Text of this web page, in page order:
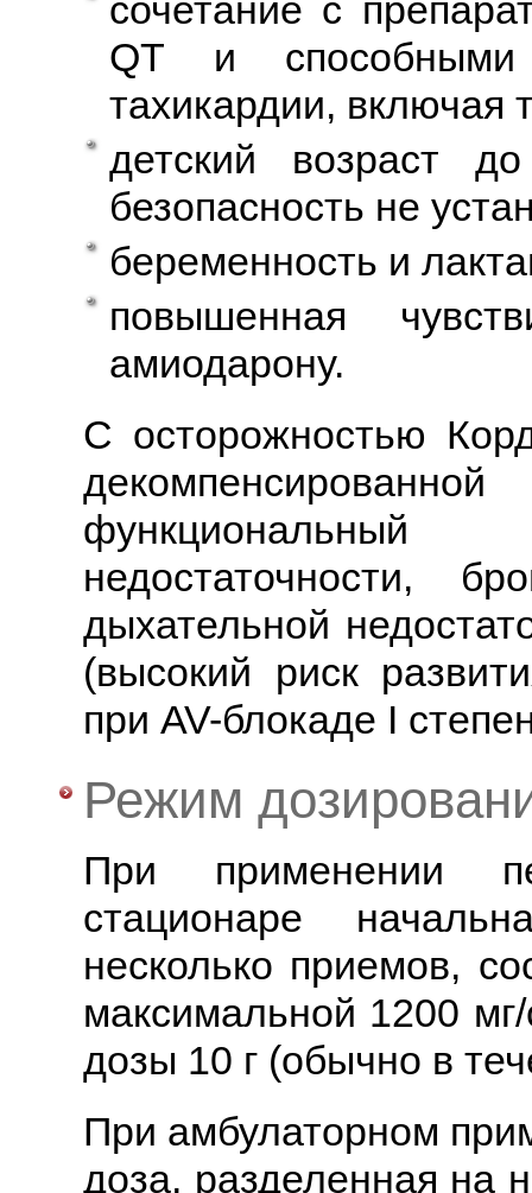
сочетание с
QT и способными
тахикардии, включая
детский возраст
безопасность не
беременность и
повышенная
амиодарону.
С осторожностью
недостаточности,
дыхательной
(высокий риск
при AV-блокаде I
Режим
При применении
стационаре
несколько приемов,
максимальной 1200
дозы 10 г (обычно в
При амбулаторном
доза, разделенная на